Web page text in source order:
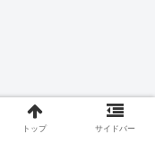
トップ サイドバー